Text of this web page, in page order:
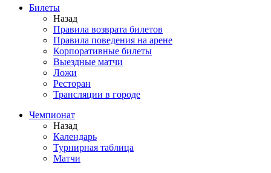
Билеты
Назад
Правила возврата билетов
Правила поведения на арене
Корпоративные билеты
Выездные матчи
Ложи
Ресторан
Трансляции в городе
Чемпионат
Назад
Календарь
Турнирная таблица
Матчи